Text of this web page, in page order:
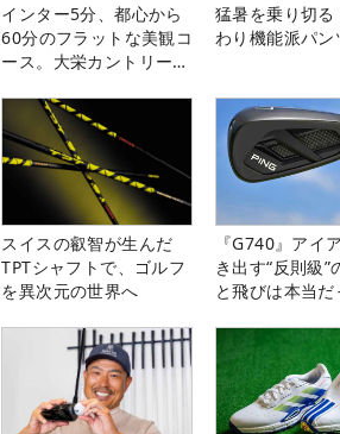
インター5分、都心から
60分のフラットな美観コ
ース。大栄カントリー俱
猛暑を乗り切
わり機能派パ
スイスの叡智が生んだ
TPTシャフトで、ゴルフ
を異次元の世界へ
『G740』アイ
き出す“反則級”
と飛びは本当